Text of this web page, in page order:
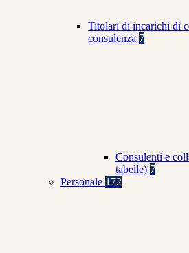
Titolari di incarichi di
consulenza 7
Consulenti e
tabelle) 7
Personale 172